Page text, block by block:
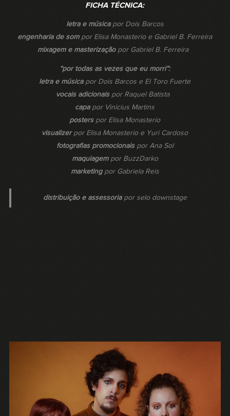
FICHA TÉCNICA:
letra e músicapor Dois Barcos
engenharia de sompor Elisa Monasterio e Gabriel B. Ferreira
mixagem e masterizaçãopor Gabriel B. Ferreira
“por todas as vezes que eu morri”:
letra e músicapor Dois Barcos e El Toro Fuerte
vocais adicionaispor Raquel Batista
capapor Vinicius Martins
posterspor Elisa Monasterio
visualizerpor Elisa Monasterio e Yuri Cardoso
fotografias promocionaispor Ana Sol
maquiagempor BuzzDarko
marketingpor Gabriela Reis
distribuição e assessoria por selo downstage